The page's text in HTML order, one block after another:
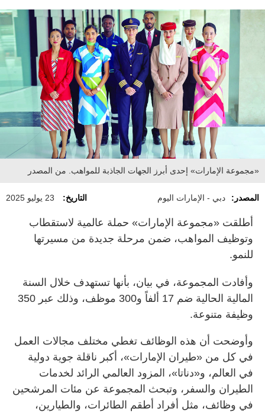
«مجموعة الإمارات» إحدى أبرز الجهات الجاذبة للمواهب. من المصدر
المصدر: دبي - الإمارات اليوم التاريخ: 23 يوليو 2025
أطلقت «مجموعة الإمارات» حملة عالمية لاستقطاب
وتوظيف المواهب، ضمن مرحلة جديدة من مسيرتها
للنمو.
وأفادت المجموعة، في بيان، بأنها تستهدف خلال السنة
المالية الحالية ضم 17 ألفاً و300 موظف، وذلك عبر 350
وظيفة متنوعة.
وأوضحت أن هذه الوظائف تغطي مختلف مجالات العمل
في كل من «طيران الإمارات»، أكبر ناقلة جوية دولية
في العالم، و«دناتا»، المزود العالمي الرائد لخدمات
الطيران والسفر، وتبحث المجموعة عن مئات المرشحين
في وظائف، مثل أفراد أطقم الطائرات، والطيارين،